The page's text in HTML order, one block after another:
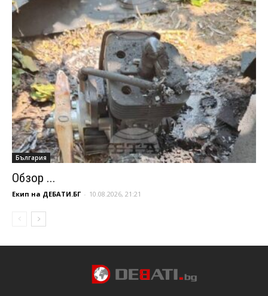
България
Обзор ...
Екип на ДЕБАТИ.БГ - 10.08.2026, 21:21